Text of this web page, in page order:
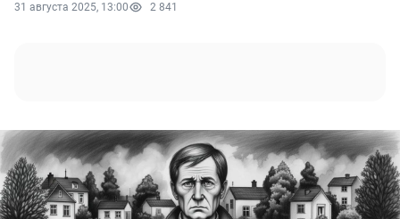
31 августа 2025, 13:00 2 841